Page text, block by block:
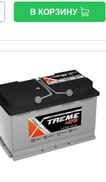
В КОРЗИНУ